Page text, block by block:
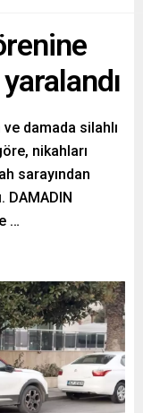
damada silahlı
nikahları
sarayından
DAMADIN
…